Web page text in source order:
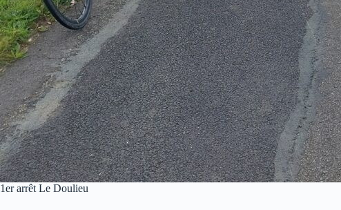
1er arrêt Le Doulieu